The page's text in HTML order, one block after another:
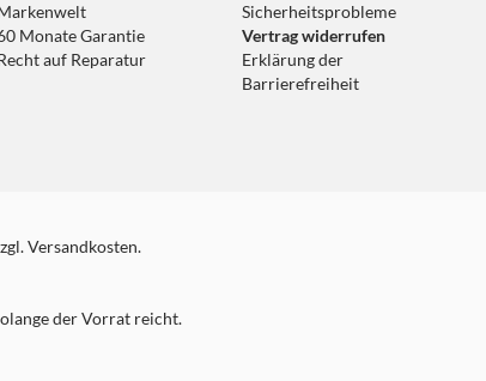
Monate Garantie
auf Reparatur
Sicherheitsprobleme
Vertrag widerrufen
Erklärung der
Barrierefreiheit
Versandkosten.
der Vorrat reicht.